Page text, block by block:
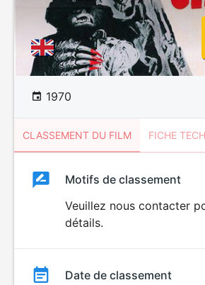
1970
CLASSEMENT DU FILM FICHE
ClassementClassement
Motifs de classement
Veuillez nous contacter
détails.
Date de classement